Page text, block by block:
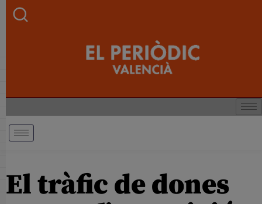
El tràfic de dones